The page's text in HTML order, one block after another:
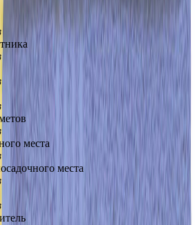
места
места